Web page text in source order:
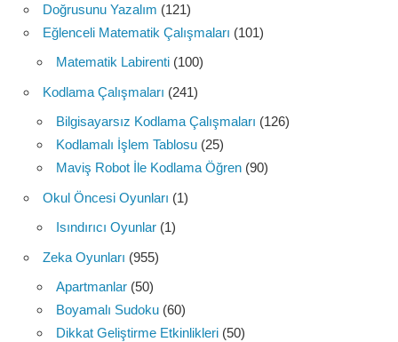
Doğrusunu Yazalım (121)
Eğlenceli Matematik Çalışmaları (101)
Matematik Labirenti (100)
Kodlama Çalışmaları (241)
Bilgisayarsız Kodlama Çalışmaları (126)
Kodlamalı İşlem Tablosu (25)
Maviş Robot İle Kodlama Öğren (90)
Okul Öncesi Oyunları (1)
Isındırıcı Oyunlar (1)
Zeka Oyunları (955)
Apartmanlar (50)
Boyamalı Sudoku (60)
Dikkat Geliştirme Etkinlikleri (50)